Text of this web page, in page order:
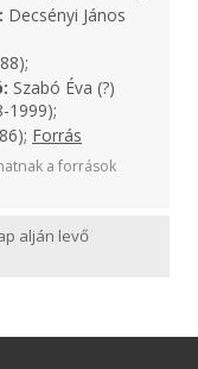
Decsényi János
Szabó Éva (?)
1999);
Forrás
a források
alján levő